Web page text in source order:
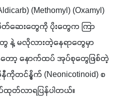
(Methomyl) (Oxamyl)
တ်ဆေးတွေကို ပိုးတွေက ကြာ
နဲ့ မလိုလားတဲ့နေရာတွေမှာ
ာ့ နောက်ထပ် အုပ်စုတွေဖြစ်တဲ့
ကိုတင်နွိုက် (Neonicotinoid) စ
တ်လာရပြန်ပါတယ်။